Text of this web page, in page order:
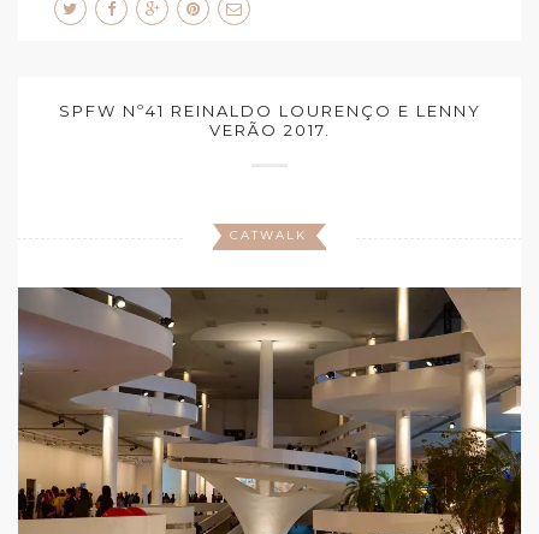
SPFW Nº41 REINALDO LOURENÇO E LENNY
VERÃO 2017.
CATWALK